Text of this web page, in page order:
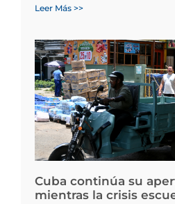
Leer Más >>
Cuba continúa su
mientras la crisis